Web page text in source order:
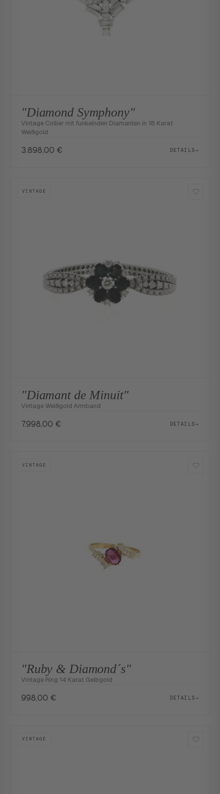
"Diamond Symphony"
Vintage Collier mit funkelnden Diamanten in 18 Karat
Weißgold
3.898,00 € DETAILS→
VINTAGE
"Diamant de Minuit"
Vintage Weißgold Armband
7.998,00 € DETAILS→
VINTAGE
"Ruby & Diamond´s"
Vintage Ring 14 Karat Gelbgold
998,00 € DETAILS→
VINTAGE